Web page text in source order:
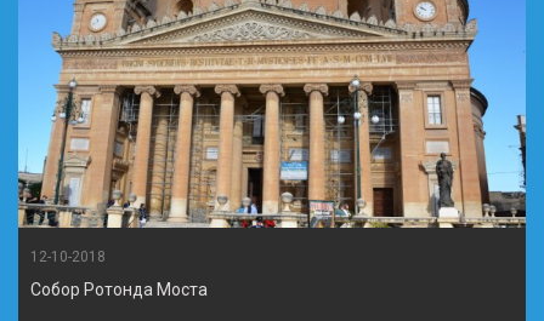
12-10-2018
Собор Ротонда Моста